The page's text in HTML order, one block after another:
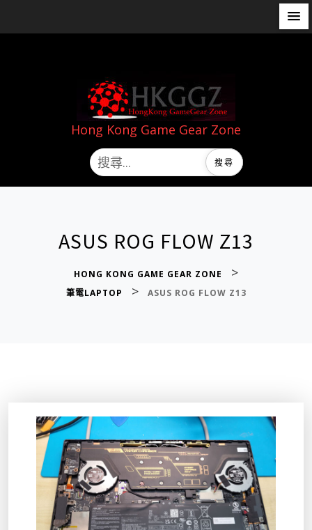
Hong Kong Game Gear Zone
ASUS ROG FLOW Z13
HONG KONG GAME GEAR ZONE >
筆電LAPTOP > ASUS ROG FLOW Z13